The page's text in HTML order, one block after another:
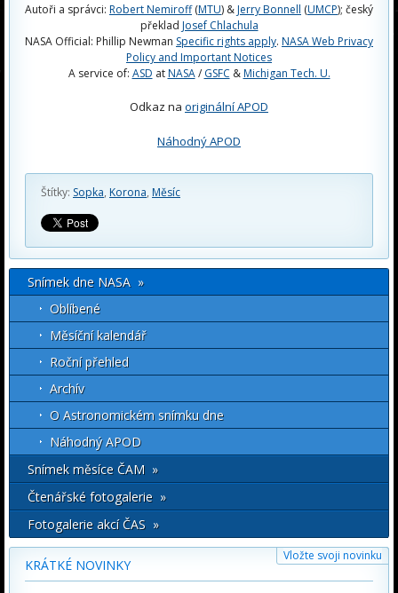
Autoři a správci: Robert Nemiroff(MTU) &Jerry Bonnell (UMCP); český
překlad Josef Chlachula
NASA Official: Phillip Newman Specific rights apply. NASA Web Privacy
Policy and Important Notices
A service of: ASD atNASA/ GSFC &Michigan Tech. U.
Odkaz na originální APOD
Náhodný APOD
Štítky: Sopka, Korona, Měsíc
Snímek dne NASA »
Oblíbené
Měsíční kalendář
Roční přehled
Archív
O Astronomickém snímku dne
Náhodný APOD
Snímek měsíce ČAM »
Čtenářské fotogalerie »
Fotogalerie akcí ČAS »
Vložte svoji novinku
KRÁTKÉ NOVINKY